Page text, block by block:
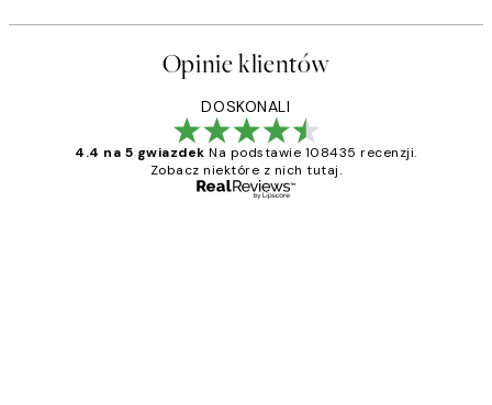
Opinie klientów
DOSKONALI
4.4 na 5 gwiazdek Na podstawie 108435 recenzji.
Zobacz niektóre z nich tutaj.